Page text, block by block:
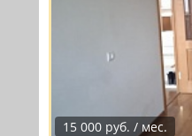
15 000 руб. / мес.